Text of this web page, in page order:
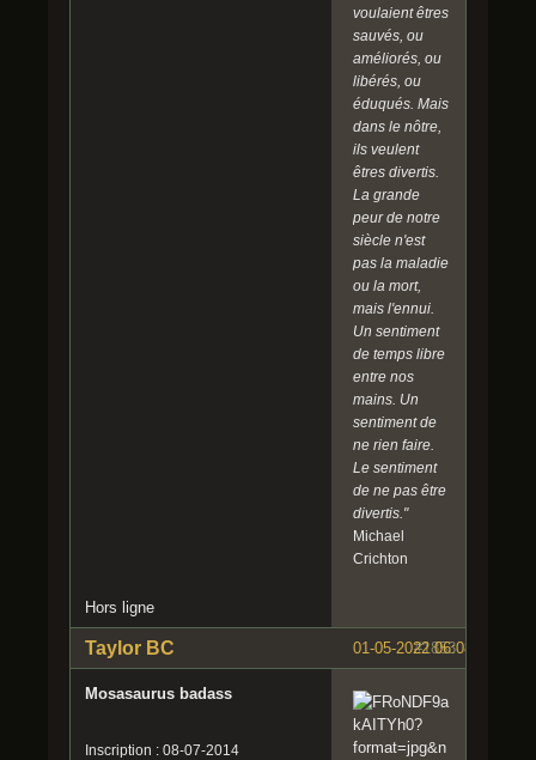
voulaient êtres
sauvés, ou
améliorés, ou
libérés, ou
éduqués. Mais
dans le nôtre,
ils veulent
êtres divertis.
La grande
peur de notre
siècle n'est
pas la maladie
ou la mort,
mais l'ennui.
Un sentiment
de temps libre
entre nos
mains. Un
sentiment de
ne rien faire.
Le sentiment
de ne pas être
divertis."
Michael
Crichton
Hors ligne
#1853
01-05-2022 06:08:51
Taylor BC
Mosasaurus badass
Inscription : 08-07-2014